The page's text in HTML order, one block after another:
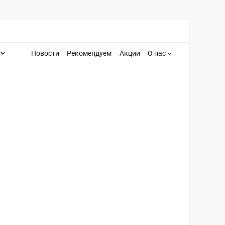
Новости Рекомендуем Акции О нас